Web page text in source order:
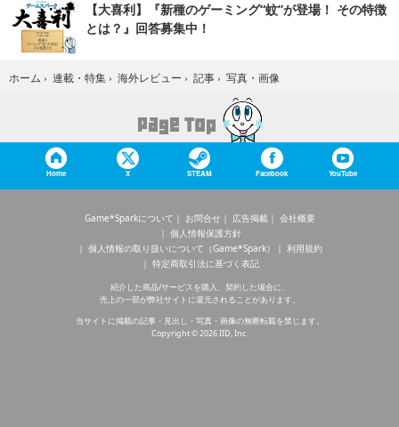
【大喜利】『新種のゲーミング“蚊”が登場！ その特徴
とは？』回答募集中！
ホーム › 連載・特集 › 海外レビュー › 記事 › 写真・画像
Home X STEAM Facebook YouTube
Game*Sparkについて お問合せ 広告掲載
会社概要
個人情報保護方針
個人情報の取り扱いについて（Game*Spark）
利用規約
特定商取引法に基づく表記
紹介した商品/サービスを購入、契約した場合に、
売上の一部が弊社サイトに還元されることがあります。
当サイトに掲載の記事・見出し・写真・画像の無断転載を禁じます。
Copyright © 2026 IID, Inc.